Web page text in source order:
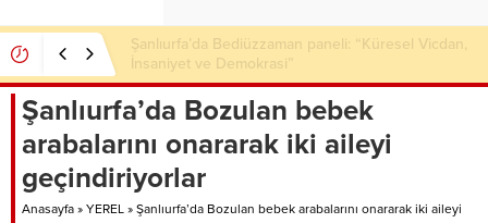
Şanlıurfa’da çok sayıda ruhsatsız silah ele geçirildi
Şanlıurfa’da Bozulan bebek
arabalarını onararak iki aileyi
geçindiriyorlar
Anasayfa » YEREL » Şanlıurfa’da Bozulan bebek arabalarını onararak iki aileyi